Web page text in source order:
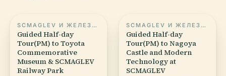
SCMAGLEV И ЖЕЛЕЗНОДОРОЖНЫЙ ПАРК
Guided Half-day
Tour(PM) to Toyota
Commemorative
Museum & SCMAGLEV
Railway Park
SCMAGLEV И ЖЕЛЕЗНОДОРОЖНЫЙ ПАРК
Guided Half-day
Tour(PM) to Nagoya
Castle and Modern
Technology at
SCMAGLEV